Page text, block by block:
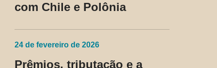
com Chile e Polônia
24 de fevereiro de 2026
Prêmios, tributação e a